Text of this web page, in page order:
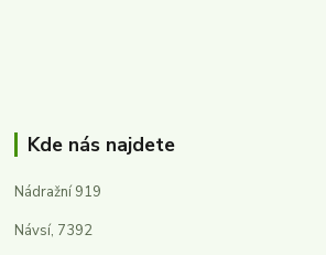
Kde nás najdete
Nádražní 919
Návsí, 7392